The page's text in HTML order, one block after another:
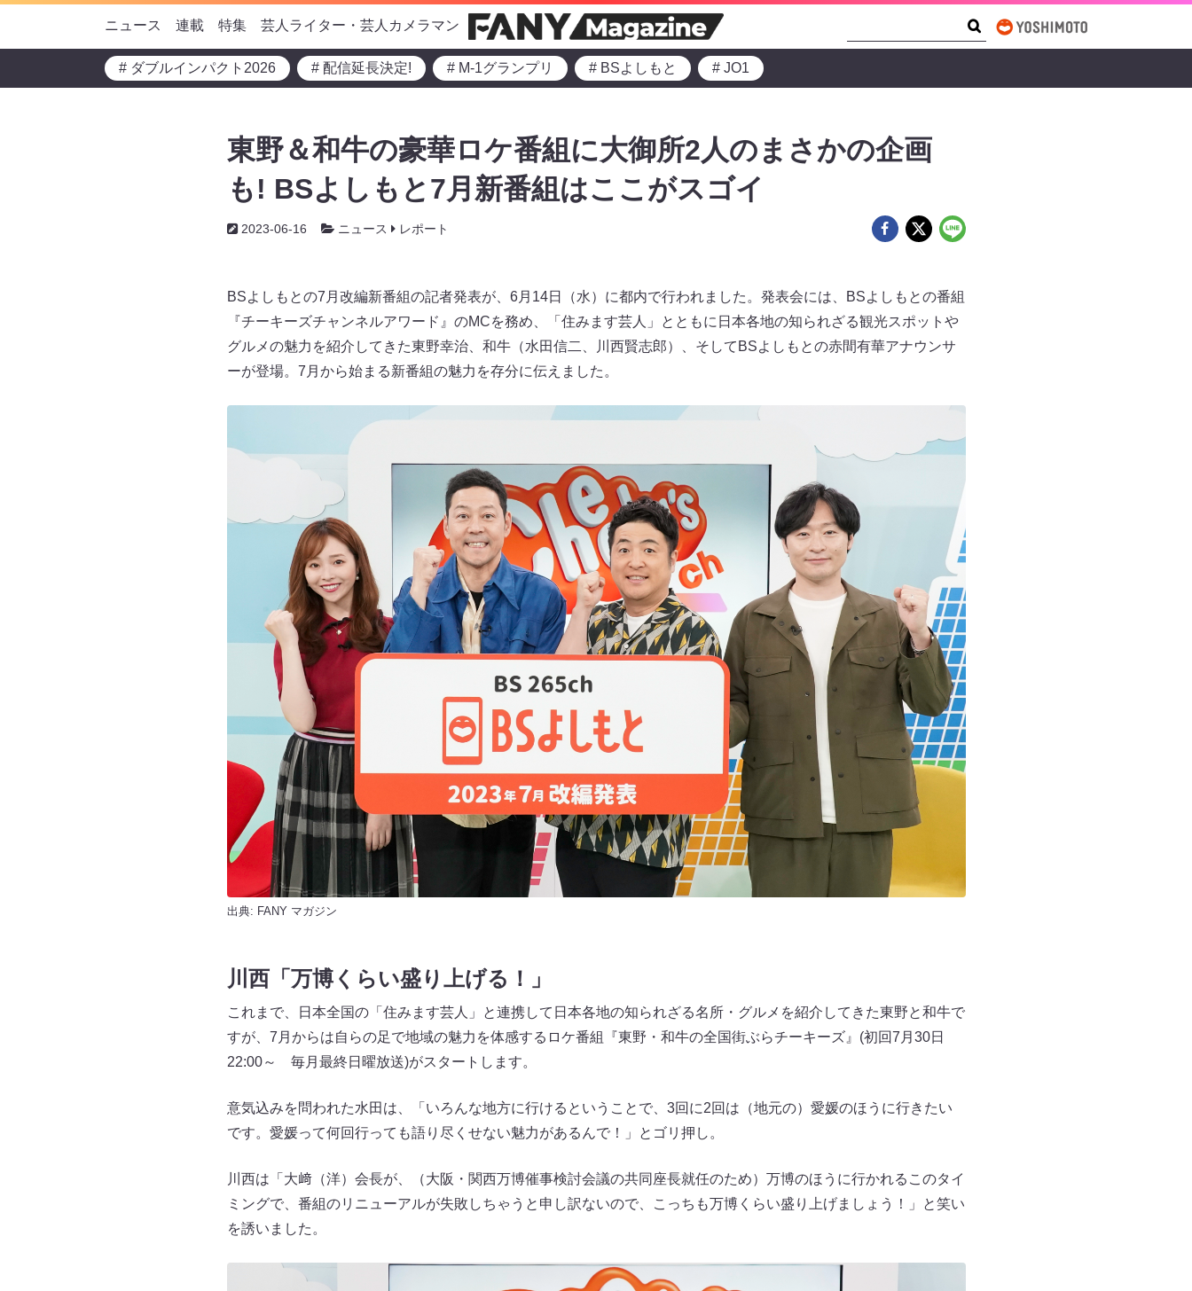
ニュース 連載 特集 芸人ライター・芸人カメラマン
# ダブルインパクト2026 # 配信延長決定! # M-1グランプリ # BSよしもと # JO1
東野＆和牛の豪華ロケ番組に大御所2人のまさかの企画
も! BSよしもと7月新番組はここがスゴイ
2023-06-16 ニュース レポート
BSよしもとの7月改編新番組の記者発表が、6月14日（水）に都内で行われました。発表会には、BSよしもとの番組
『チーキーズチャンネルアワード』のMCを務め、「住みます芸人」とともに日本各地の知られざる観光スポットや
グルメの魅力を紹介してきた東野幸治、和牛（水田信二、川西賢志郎）、そしてBSよしもとの赤間有華アナウンサ
ーが登場。7月から始まる新番組の魅力を存分に伝えました。
出典: FANY マガジン
川西「万博くらい盛り上げる！」
これまで、日本全国の「住みます芸人」と連携して日本各地の知られざる名所・グルメを紹介してきた東野と和牛で
すが、7月からは自らの足で地域の魅力を体感するロケ番組『東野・和牛の全国街ぶらチーキーズ』(初回7月30日
22:00～ 毎月最終日曜放送)がスタートします。
意気込みを問われた水田は、「いろんな地方に行けるということで、3回に2回は（地元の）愛媛のほうに行きたい
です。愛媛って何回行っても語り尽くせない魅力があるんで！」とゴリ押し。
川西は「大﨑（洋）会長が、（大阪・関西万博催事検討会議の共同座長就任のため）万博のほうに行かれるこのタイ
ミングで、番組のリニューアルが失敗しちゃうと申し訳ないので、こっちも万博くらい盛り上げましょう！」と笑い
を誘いました。